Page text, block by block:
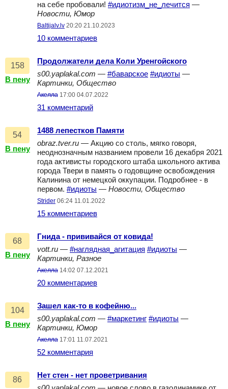
на себе пробовали! #идиотизм_не_лечится —
Новости, Юмор
Baltijalv.lv 20:20 21.10.2023
10 комментариев
158
В пену
Продолжатели дела Коли Уренгойского
s00.yaplakal.com — #баварское #идиоты —
Картинки, Общество
Акелла 17:00 04.07.2022
31 комментарий
54
В пену
1488 лепестков Памяти
obraz.tver.ru — Акцию со столь, мягко говоря,
неоднозначным названием провели 16 декабря 2021
года активисты городского штаба школьного актива
города Твери в память о годовщине освобождения
Калинина от немецкой оккупации. Подробнее - в
первом. #идиоты — Новости, Общество
Strider 06:24 11.01.2022
15 комментариев
68
В пену
Гнида - прививайся от ковида!
vott.ru — #наглядная_агитация #идиоты —
Картинки, Разное
Акелла 14:02 07.12.2021
20 комментариев
104
В пену
Зашел как-то в кофейню...
s00.yaplakal.com — #маркетинг #идиоты —
Картинки, Юмор
Акелла 17:01 11.07.2021
52 комментария
86
Нет стен - нет проветривания